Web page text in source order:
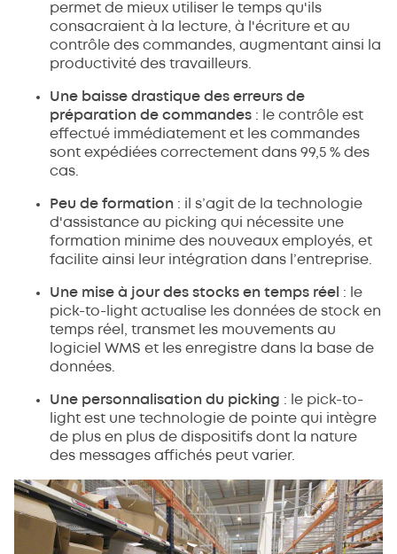
permet de mieux utiliser le temps qu'ils
consacraient à la lecture, à l'écriture et au
contrôle des commandes, augmentant ainsi la
productivité des travailleurs.
Une baisse drastique des erreurs de
préparation de commandes : le contrôle est
effectué immédiatement et les commandes
sont expédiées correctement dans 99,5 % des
cas.
Peu de formation : il s’agit de la technologie
d'assistance au picking qui nécessite une
formation minime des nouveaux employés, et
facilite ainsi leur intégration dans l’entreprise.
Une mise à jour des stocks en temps réel : le
pick-to-light actualise les données de stock en
temps réel, transmet les mouvements au
logiciel WMS et les enregistre dans la base de
données.
Une personnalisation du picking : le pick-to-
light est une technologie de pointe qui intègre
de plus en plus de dispositifs dont la nature
des messages affichés peut varier.